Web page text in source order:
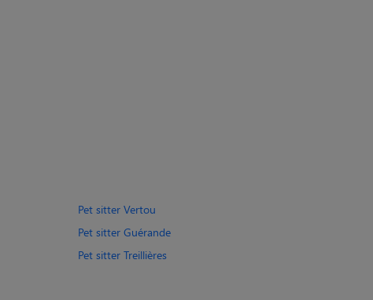
Pet sitter Vertou
Pet sitter Guérande
Pet sitter Treillières